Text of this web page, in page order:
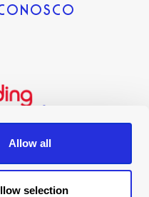
Allow all
selection